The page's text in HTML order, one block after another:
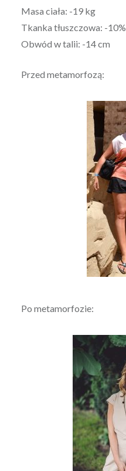
Masa ciała: -19 kg
Tkanka tłuszczowa: -10%
Obwód w talii: -14 cm
Przed metamorfozą:
Po metamorfozie: